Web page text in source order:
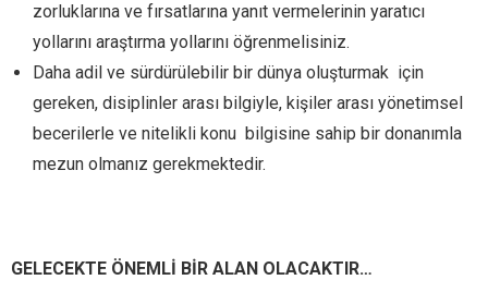
zorluklarına ve fırsatlarına yanıt vermelerinin yaratıcı
yollarını araştırma yollarını öğrenmelisiniz.
Daha adil ve sürdürülebilir bir dünya oluşturmak için
gereken, disiplinler arası bilgiyle, kişiler arası yönetimsel
becerilerle ve nitelikli konu bilgisine sahip bir donanımla
mezun olmanız gerekmektedir.
GELECEKTE ÖNEMLİ BİR ALAN OLACAKTIR…